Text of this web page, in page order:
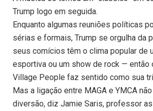
Trump logo em seguida.
Enquanto algumas reuniões políticas
sérias e formais, Trump se orgulha da
seus comícios têm o clima popular de
esportiva ou um show de rock — então
Village People faz sentido como sua
Mas a ligação entre MAGA e YMCA
diversão, diz Jamie Saris, professor